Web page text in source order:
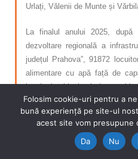
Urlați, Vălenii de Munte și
La finalul anului 2025, după
dezvoltare regională a
județul Prahova”, 91872
alimentare cu apă față de
locuitori echivalenți, de o mai
Informații suplimentare se
mail
Oprea Alexandru(manager de
Folosim cookie-uri pentru a
bună experiență pe site-ul
acest site vom presupune
Da
Nu